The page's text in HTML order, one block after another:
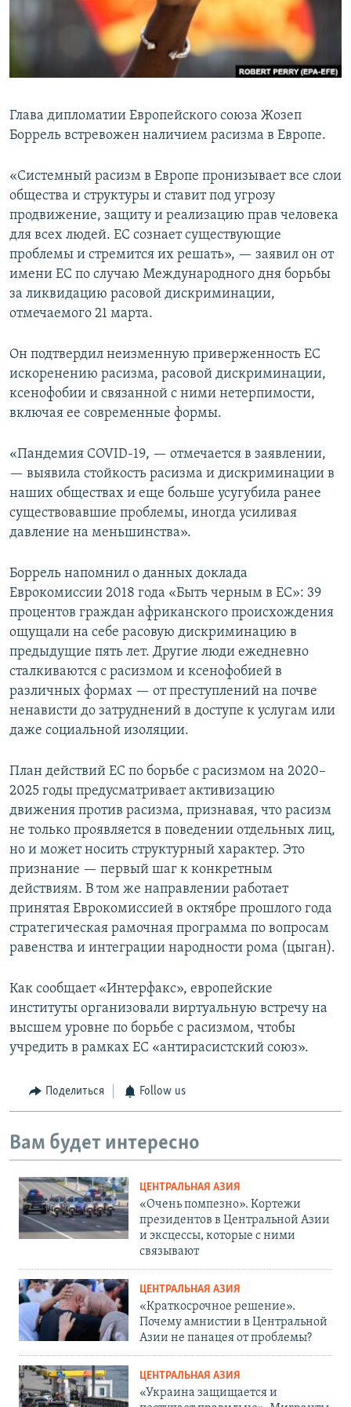
Глава дипломатии Европейского союза Жозеп
Боррель встревожен наличием расизма в Европе.
«Системный расизм в Европе пронизывает все слои
общества и структуры и ставит под угрозу
продвижение, защиту и реализацию прав человека
для всех людей. ЕС сознает существующие
проблемы и стремится их решать», — заявил он от
имени ЕС по случаю Международного дня борьбы
за ликвидацию расовой дискриминации,
отмечаемого 21 марта.
Он подтвердил неизменную приверженность ЕС
искоренению расизма, расовой дискриминации,
ксенофобии и связанной с ними нетерпимости,
включая ее современные формы.
«Пандемия COVID-19, — отмечается в заявлении,
— выявила стойкость расизма и дискриминации в
наших обществах и еще больше усугубила ранее
существовавшие проблемы, иногда усиливая
давление на меньшинства».
Боррель напомнил о данных доклада
Еврокомиссии 2018 года «Быть черным в ЕС»: 39
процентов граждан африканского происхождения
ощущали на себе расовую дискриминацию в
предыдущие пять лет. Другие люди ежедневно
сталкиваются с расизмом и ксенофобией в
различных формах — от преступлений на почве
ненависти до затруднений в доступе к услугам или
даже социальной изоляции.
План действий ЕС по борьбе с расизмом на 2020–
2025 годы предусматривает активизацию
движения против расизма, признавая, что расизм
не только проявляется в поведении отдельных лиц,
но и может носить структурный характер. Это
признание — первый шаг к конкретным
действиям. В том же направлении работает
принятая Еврокомиссией в октябре прошлого года
стратегическая рамочная программа по вопросам
равенства и интеграции народности рома (цыган).
Как сообщает «Интерфакс», европейские
институты организовали виртуальную встречу на
высшем уровне по борьбе с расизмом, чтобы
учредить в рамках ЕС «антирасистский союз».
Поделиться Follow us
Вам будет интересно
ЦЕНТРАЛЬНАЯ АЗИЯ
«Очень помпезно». Кортежи
президентов в Центральной Азии
и эксцессы, которые с ними
связывают
ЦЕНТРАЛЬНАЯ АЗИЯ
«Краткосрочное решение».
Почему амнистии в Центральной
Азии не панацея от проблемы?
ЦЕНТРАЛЬНАЯ АЗИЯ
«Украина защищается и